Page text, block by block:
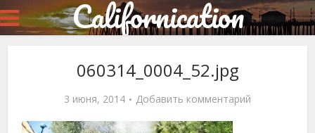
Californication
060314_0004_52.jpg
3 июня, 2014 Добавить комментарий